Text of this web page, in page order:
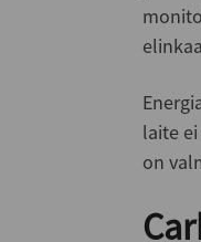
laite
on